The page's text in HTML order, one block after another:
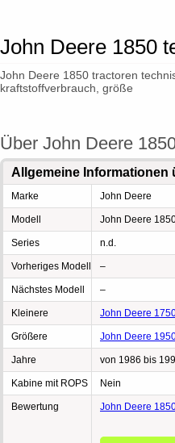
John Deere 1850
John Deere 1850 tractoren
kraftstoffverbrauch, größe
Über John Deere
Allgemeine Informationen
Marke John Deere
Modell John Deere
Series n.d.
Vorheriges Modell –
Nächstes Modell –
Kleinere John Deere
Größere John Deere
Jahre von 1986 bis
Kabine mit ROPS Nein
Bewertung John Deere